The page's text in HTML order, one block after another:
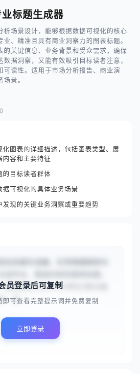
标题生成器
析场景设计，能够根据数据可视化的核心
、精准且具有商业洞察力的图表标题。
的关键信息、业务背景和受众需求，确保
据洞察，又能有效吸引目标读者注意，
可读性。适用于市场分析报告、商业演
景。
0
化图表的详细描述，包括图表类型、展
内容和主要特征
的目标读者群体
据可视化的具体业务场景
发现的关键业务洞察或重要趋势
图表描述为{{2024年Q1至Q4各
洲、亚...
员登录后可复制
即可查看完整提示词并免费复制
立即登录